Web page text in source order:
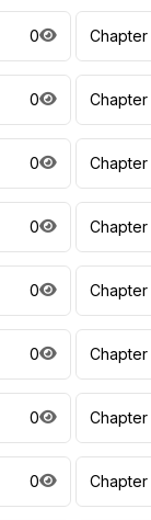
0 Chapter
0
0
0
0
0 Chapter
0
0